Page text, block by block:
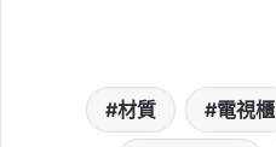
材質 電視櫃